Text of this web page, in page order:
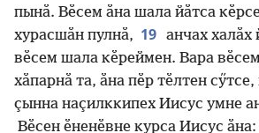
пынӑ. Вӗсем ӑна шала йӑтса
хурасшӑн пулнӑ, 19 анчах
вӗсем шала кӗреймен. Вара
хӑпарнӑ та, ӑна пӗр тӗлтен
ҫынна наҫилккипех Иисус умне
Вӗсен ӗненӗвне курса Иисус